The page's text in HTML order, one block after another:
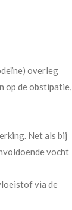
overleg
op de obstipatie,
Net als bij
vocht
via de